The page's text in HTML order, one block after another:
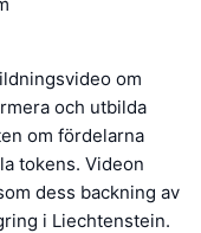
om
och utbilda
om fördelarna
tokens. Videon
dess backning av
i Liechtenstein.